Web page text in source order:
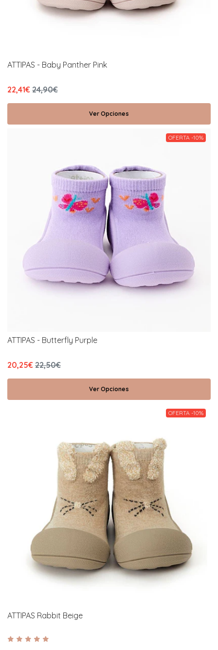
ATTIPAS - Baby Panther Pink
22,41€ 24,90€
Ver Opciones
OFERTA -10%
ATTIPAS - Butterfly Purple
20,25€ 22,50€
Ver Opciones
OFERTA -10%
ATTIPAS Rabbit Beige